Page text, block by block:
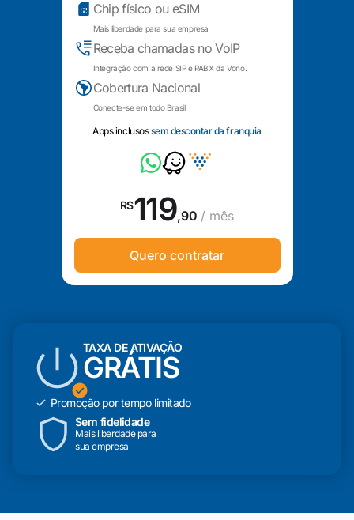
Chip físico ou eSIM
Mais liberdade para sua empresa
Receba chamadas no VoIP
Integração com a rede SIP e PABX da Vono.
Cobertura Nacional
Conecte-se em todo Brasil
Apps inclusossem descontar da franquia
R$119,90 / mês
Quero contratar
TAXA DE ATIVAÇÃO
GRÁTIS
Promoção por tempo limitado
Sem fidelidade
Mais liberdade para
sua empresa